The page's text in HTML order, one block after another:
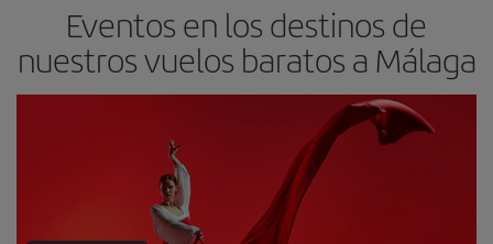
Eventos en los destinos de
nuestros vuelos baratos a Málaga